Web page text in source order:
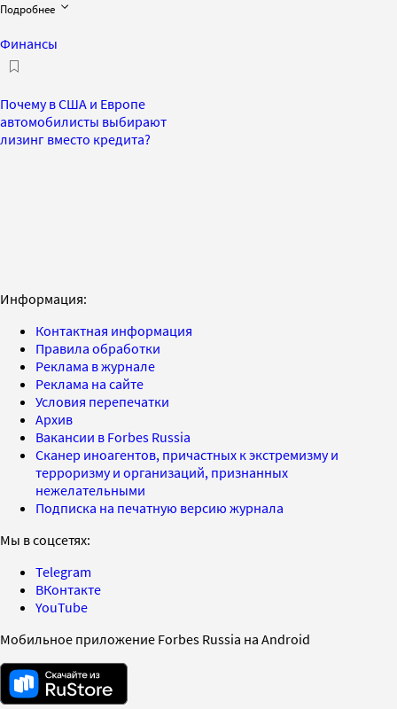
Подробнее
Финансы
Почему в США и Европе
автомобилисты выбирают
лизинг вместо кредита?
Информация:
Контактная информация
Правила обработки
Реклама в журнале
Реклама на сайте
Условия перепечатки
Архив
Вакансии в Forbes Russia
Сканер иноагентов, причастных к экстремизму и
терроризму и организаций, признанных
нежелательными
Подписка на печатную версию журнала
Мы в соцсетях:
Telegram
ВКонтакте
YouTube
Мобильное приложение Forbes Russia на Android